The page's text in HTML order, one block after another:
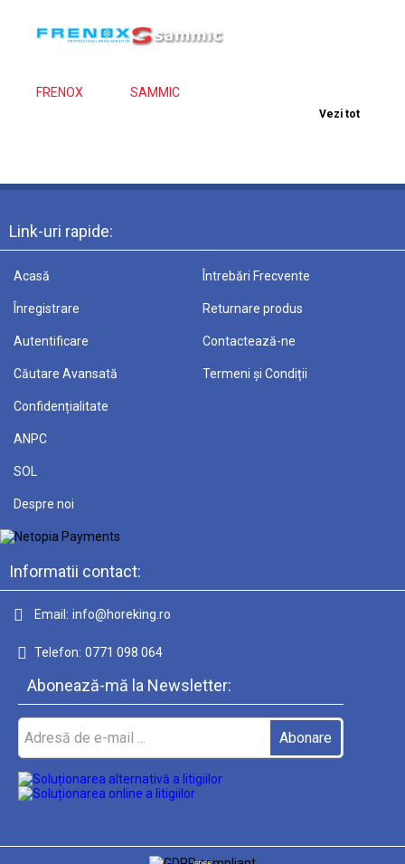
FRENOX SAMMIC
Vezi tot
Link-uri rapide:
Acasă
Înregistrare
Autentificare
Căutare Avansată
Întrebări Frecvente
Returnare produs
Contactează-ne
Termeni și Condiții
Confidențialitate
ANPC
SOL
Despre noi
Informatii contact:
Email: info@horeking.ro
Telefon: 0771 098 064
Abonează-mă la Newsletter: